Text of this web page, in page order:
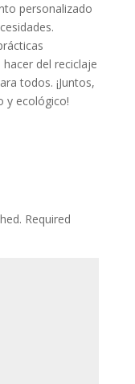
personalizado
del reciclaje
todos. ¡Juntos,
y ecológico!
Required